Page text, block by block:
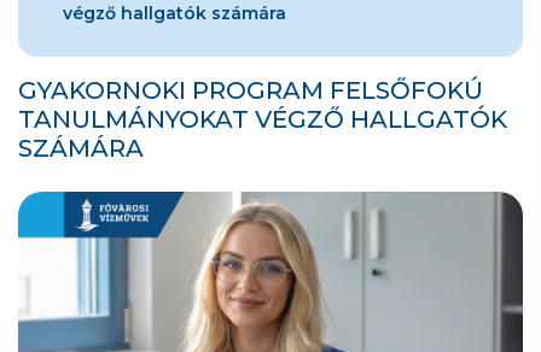
végző hallgatók számára
GYAKORNOKI PROGRAM FELSŐFOKÚ
TANULMÁNYOKAT VÉGZŐ HALLGATÓK
SZÁMÁRA